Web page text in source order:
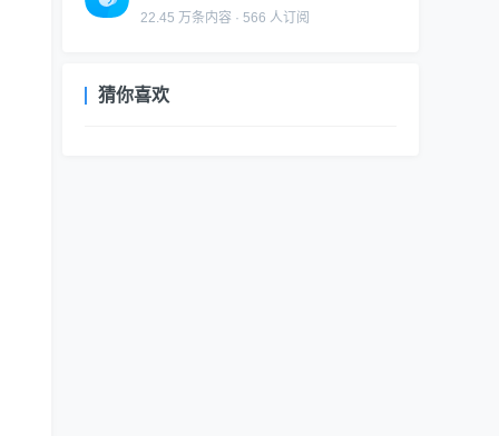
22.45 万条内容 · 566 人订阅
猜你喜欢